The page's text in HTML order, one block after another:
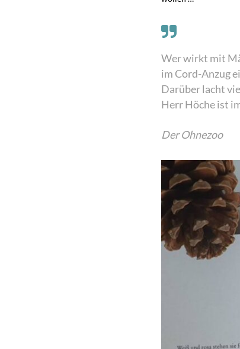
Wer wirkt mit
im Cord-Anzug
Darüber lacht
Herr Höche ist
Der Ohnezoo